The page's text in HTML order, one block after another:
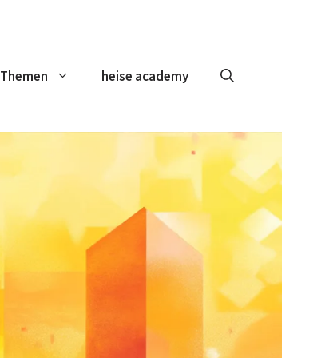
Themen heise academy